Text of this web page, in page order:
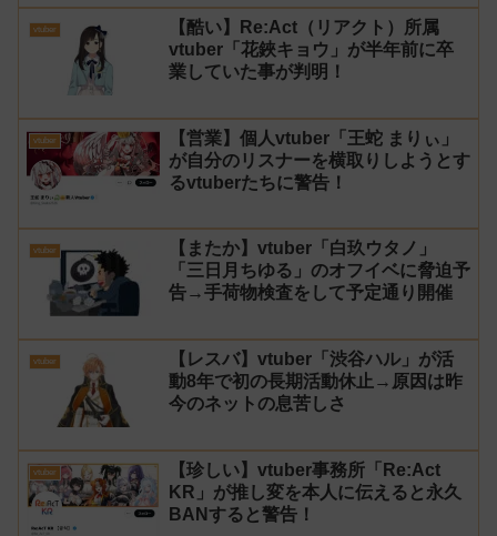
vtuber
【酷い】Re:Act（リアクト）所属
vtuber「花鋏キョウ」が半年前に卒
業していた事が判明！
vtuber
【営業】個人vtuber「王蛇 まりぃ」
が自分のリスナーを横取りしようとす
るvtuberたちに警告！
vtuber
【またか】vtuber「白玖ウタノ」
「三日月ちゆる」のオフイベに脅迫予
告→手荷物検査をして予定通り開催
vtuber
【レスバ】vtuber「渋谷ハル」が活
動8年で初の長期活動休止→原因は昨
今のネットの息苦しさ
vtuber
【珍しい】vtuber事務所「Re:Act
KR」が推し変を本人に伝えると永久
BANすると警告！